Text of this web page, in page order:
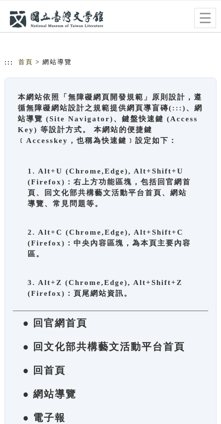
::: 首頁 > 網站導覽
本網站依照「無障礙網頁開發規範」原則設計，遵
循無障礙網站設計之規範提供網頁導盲磚(:::)、網
站導覽 (Site Navigator)、鍵盤快速鍵 (Access
Key) 等設計方式。 本網站的便捷鍵
﹝Accesskey，也稱為快速鍵﹞設定如下：
1. Alt+U (Chrome,Edge), Alt+Shift+U
(Firefox)：右上方功能區塊，包括回官網首
頁、回文化部共構藝文活動平台首頁、網站
導覽、常見問題等。
2. Alt+C (Chrome,Edge), Alt+Shift+C
(Firefox)：中央內容區塊，為本頁主要內容
區。
3. Alt+Z (Chrome,Edge), Alt+Shift+Z
(Firefox)：頁尾網站資訊。
● 回官網首頁
● 回文化部共構藝文活動平台首頁
● 回首頁
● 網站導覽
● 電子報